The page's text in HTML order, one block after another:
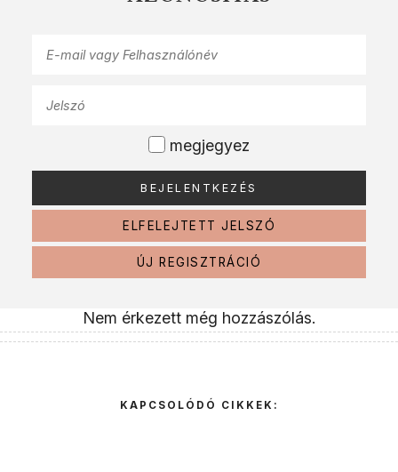
megjegyez
ELFELEJTETT JELSZÓ
ÚJ REGISZTRÁCIÓ
Nem érkezett még hozzászólás.
KAPCSOLÓDÓ CIKKEK: